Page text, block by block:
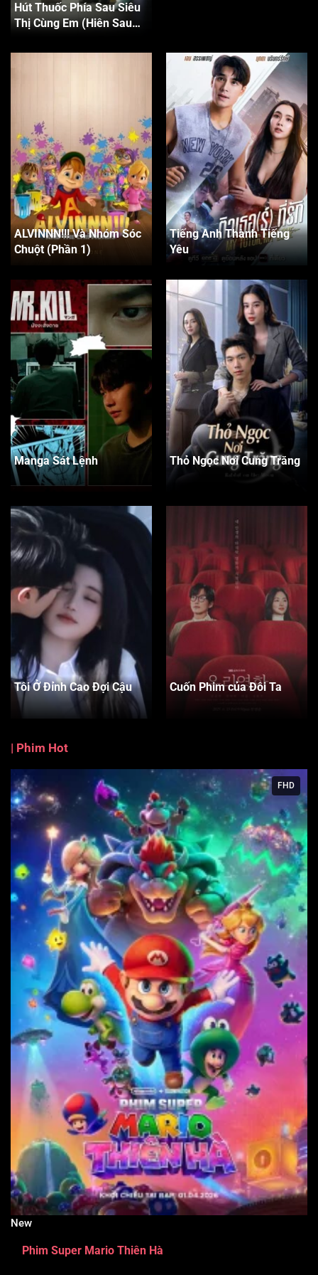
Hút Thuốc Phía Sau Siêu
Thị Cùng Em (Hiên Sau
Đi)
ALVINNN!!! Và Nhóm Sóc
Chuột (Phần 1)
Tiếng Anh Thành Tiếng
Yêu
Manga Sát Lệnh Thỏ Ngọc Nơi Cung Trăng
Tôi Ở Đỉnh Cao Đợi Cậu Cuốn Phim của Đôi Ta
| Phim Hot
FHD
New
Phim Super Mario Thiên Hà